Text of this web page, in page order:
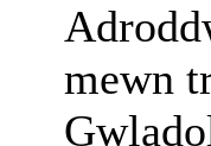
mewn